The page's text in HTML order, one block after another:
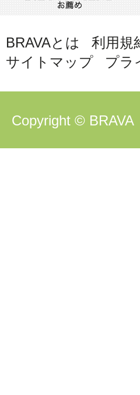
BRAVAとは 利用規
サイトマップ
プラ
Copyright © BRAVA